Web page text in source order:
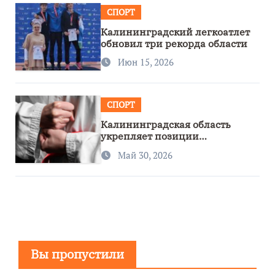
СПОРТ
Калининградский легкоатлет
обновил три рекорда области
Июн 15, 2026
СПОРТ
Калининградская область
укрепляет позиции
спортивного региона
Май 30, 2026
Вы пропустили